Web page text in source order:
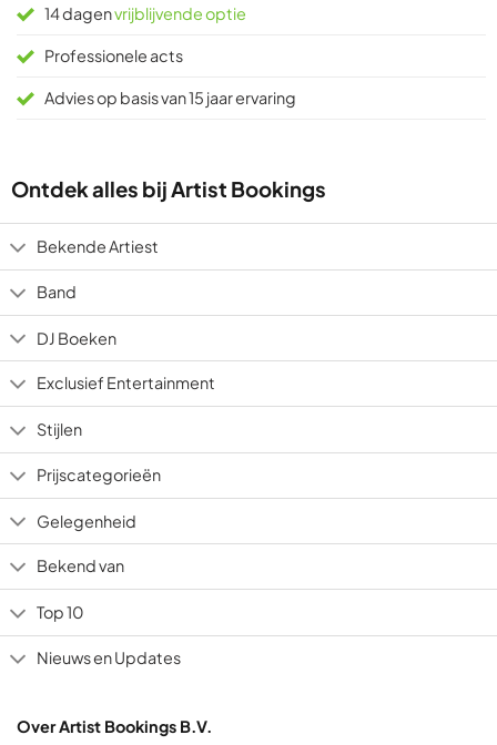
14 dagenvrijblijvende optie
Professionele acts
Advies op basis van 15 jaar ervaring
Ontdek alles bij Artist Bookings
Bekende Artiest
Band
DJ Boeken
Exclusief Entertainment
Stijlen
Prijscategorieën
Gelegenheid
Bekend van
Top 10
Nieuws en Updates
Over Artist Bookings B.V.